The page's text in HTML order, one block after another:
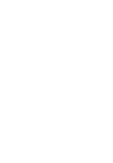
により夫婦が殺害さ
の窃盗事件で逮捕さ
殺人などの疑いで再び